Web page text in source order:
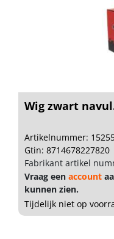
Wig zwart
Artikelnummer:
Gtin: 8714678227820
Fabrikant artikel
Vraag een account
kunnen zien.
Tijdelijk niet op